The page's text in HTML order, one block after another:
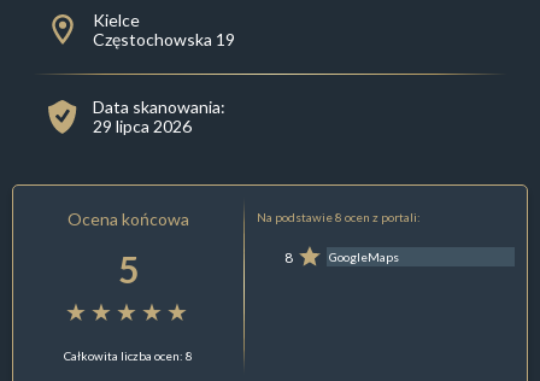
Kielce
Częstochowska 19
Data skanowania:
29 lipca 2026
Ocena końcowa
5
Całkowita liczba ocen: 8
Na podstawie 8 ocen z portali:
8 GoogleMaps